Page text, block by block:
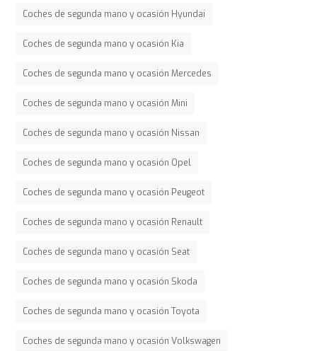
Coches de segunda mano y ocasión Hyundai
Coches de segunda mano y ocasión Kia
Coches de segunda mano y ocasión Mercedes
Coches de segunda mano y ocasión Mini
Coches de segunda mano y ocasión Nissan
Coches de segunda mano y ocasión Opel
Coches de segunda mano y ocasión Peugeot
Coches de segunda mano y ocasión Renault
Coches de segunda mano y ocasión Seat
Coches de segunda mano y ocasión Skoda
Coches de segunda mano y ocasión Toyota
Coches de segunda mano y ocasión Volkswagen